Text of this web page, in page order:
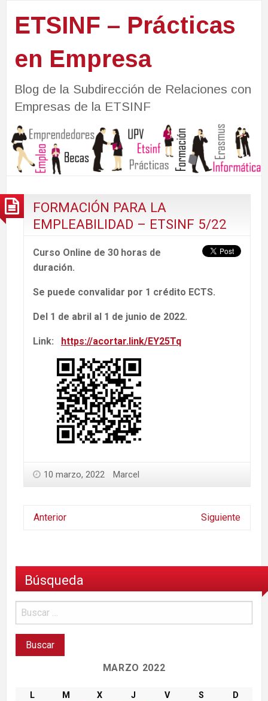
ETSINF – Prácticas
en Empresa
Blog de la Subdirección de Relaciones con
Empresas de la ETSINF
FORMACIÓN PARA LA
EMPLEABILIDAD – ETSINF 5/22
Curso Online de 30 horas de
duración.
Se puede convalidar por 1 crédito ECTS.
Del 1 de abril al 1 de junio de 2022.
Link: https://acortar.link/EY25Tq
10 marzo, 2022 Marcel
Anterior Siguiente
Búsqueda
MARZO 2022
L M X J V S
D